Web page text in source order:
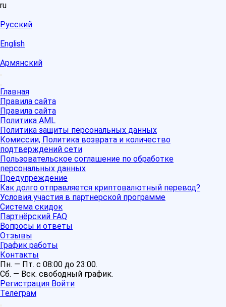
ru
Русский
English
Армянский
Главная
Правила сайта
Правила сайта
Политика AML
Политика защиты персональных данных
Комиссии, Политика возврата и количество
подтверждений сети
Пользовательское соглашение по обработке
персональных данных
Предупреждение
Как долго отправляется криптовалютный перевод?
Условия участия в партнерской программе
Система скидок
Партнёрский FAQ
Вопросы и ответы
Отзывы
График работы
Контакты
Пн. — Пт. с 08:00 до 23:00.
Сб. — Вск. свободный график.
Регистрация Войти
Телеграм